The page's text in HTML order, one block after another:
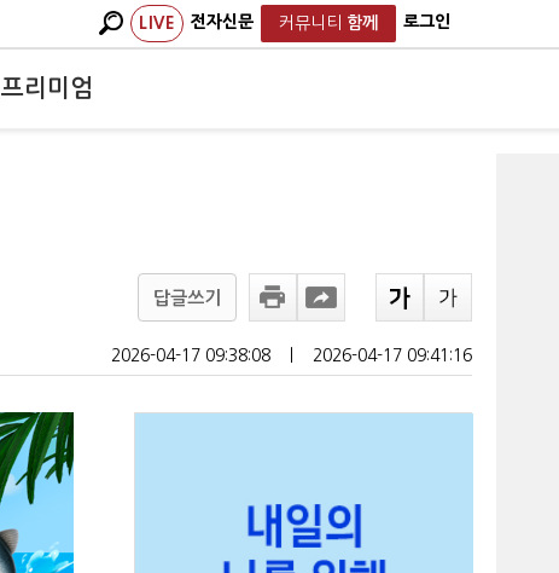
LIVE 전자신문 커뮤니티 함께 로그인
프리미엄
답글쓰기
2026-04-17 09:38:08 2026-04-17 09:41:16